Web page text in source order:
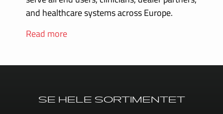
and healthcare systems across Europe.
Read more
SE HELE SORTIMENTET